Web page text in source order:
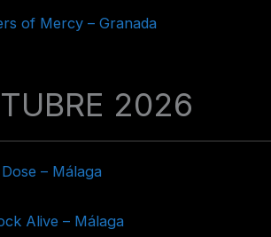
of Mercy – Granada
2026
– Málaga
Alive – Málaga